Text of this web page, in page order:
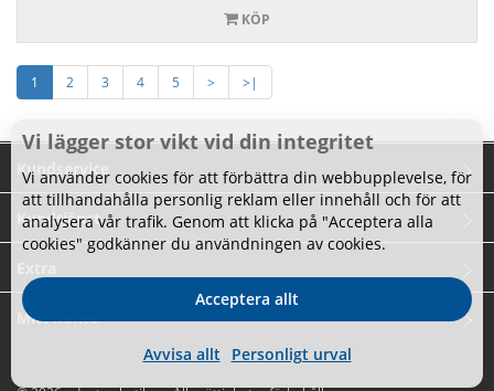
KÖP
1 2 3 4 5 > >|
Kundservice
Kundtjänst
Mitt konto
Vi lägger stor vikt vid din integritet
Vi använder cookies för att förbättra din webbupplevelse, för
att tillhandahålla personlig reklam eller innehåll och för att
analysera vår trafik. Genom att klicka på "Acceptera alla
cookies" godkänner du användningen av cookies.
Avvisa allt Personligt urval
Acceptera allt